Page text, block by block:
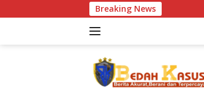
ke
Breaking News